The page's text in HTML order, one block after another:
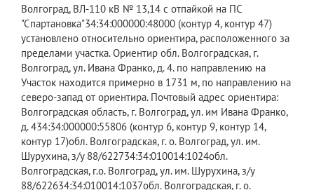
Волгоград, ВЛ-110 кВ № 13,14 с отпайкой на ПС
"Спартановка"34:34:000000:48000 (контур 4, контур 47)​
установлено относительно ориентира, расположенного за
пределами участка. Ориентир обл. Волгоградская, г.
Волгоград, ул. Ивана Франко, д. 4. по направлению на
Участок находится примерно в 1731 м, по направлению на
северо-запад от ориентира. Почтовый адрес ориентира:
Волгоградская область, г. Волгоград, ул. им Ивана Франко,
д. 434:34:000000:55806 (контур 6, контур 9, контур 14,
контур 17)​обл. Волгоградская, г. о. Волгоград, ул. им.
Шурухина, з/у 88/622734:34:010014:1024​обл.
Волгоградская, г.о. Волгоград, ул. им. Шурухина, з/у
88/622634:34:010014:1037​обл. Волгоградская, г. о.